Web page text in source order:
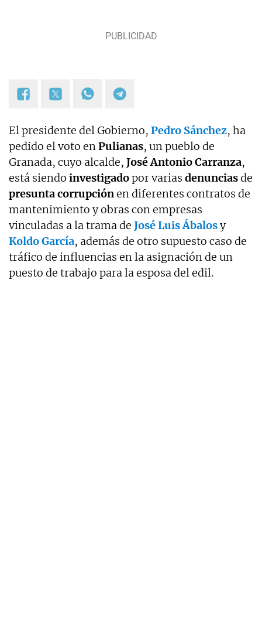
El presidente del Gobierno, Pedro Sánchez, ha
pedido el voto enPulianas, un pueblo de
Granada, cuyo alcalde, José Antonio Carranza,
está siendo investigadopor varias denunciasde
presunta corrupciónen diferentes contratos de
mantenimiento y obras con empresas
vinculadas a la trama de José Luis Ábalosy
Koldo García, además de otro supuesto caso de
tráfico de influencias en la asignación de un
puesto de trabajo para la esposa del edil.